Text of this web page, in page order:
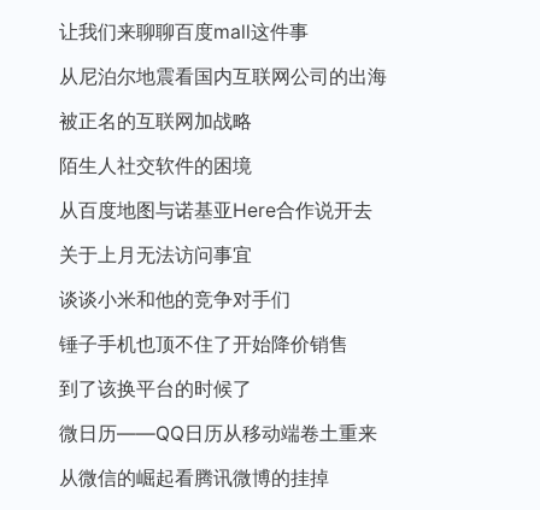
让我们来聊聊百度mall这件事
从尼泊尔地震看国内互联网公司的出海
被正名的互联网加战略
陌生人社交软件的困境
从百度地图与诺基亚Here合作说开去
关于上月无法访问事宜
谈谈小米和他的竞争对手们
锤子手机也顶不住了开始降价销售
到了该换平台的时候了
微日历——QQ日历从移动端卷土重来
从微信的崛起看腾讯微博的挂掉